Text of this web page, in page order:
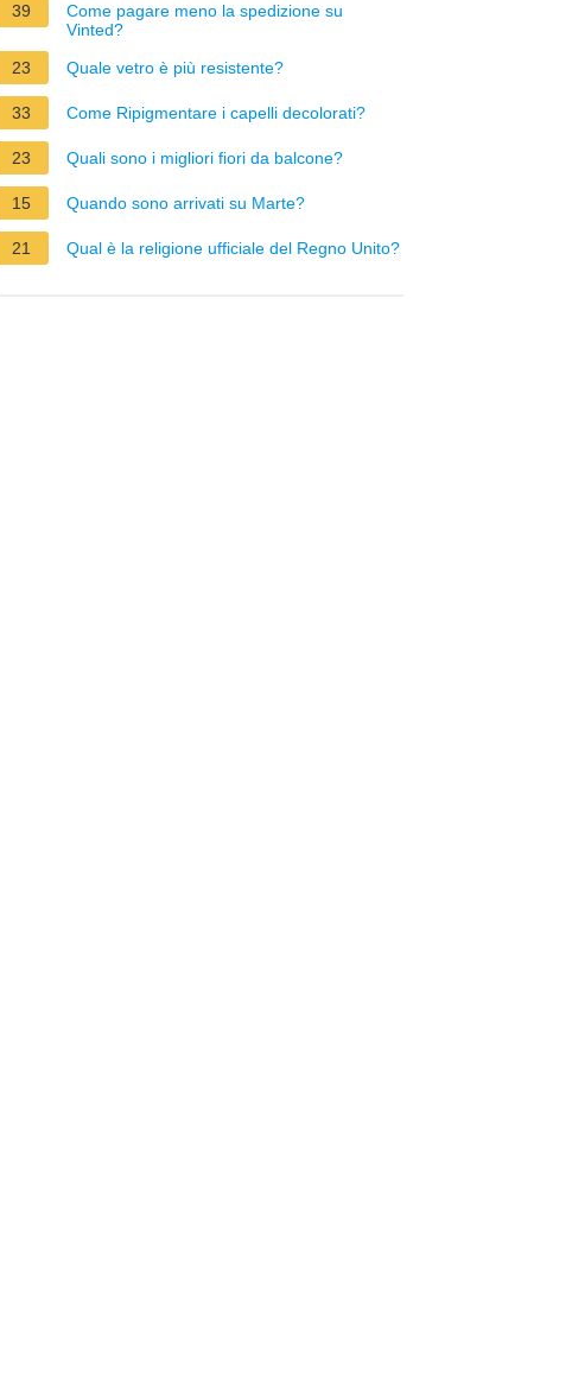
39
Come pagare meno la spedizione su
Vinted?
23
Quale vetro è più resistente?
33 Come Ripigmentare i capelli decolorati?
23 Quali sono i migliori fiori da balcone?
15 Quando sono arrivati su Marte?
21 Qual è la religione ufficiale del Regno Unito?